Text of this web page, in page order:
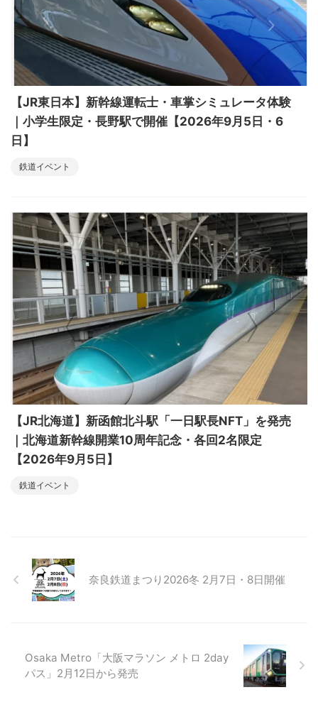
【JR東日本】新幹線運転士・車掌シミュレータ体験
｜小学生限定・長野駅で開催【2026年9月5日・6
日】
鉄道イベント
【JR北海道】新函館北斗駅「一日駅長NFT」を発売
｜北海道新幹線開業10周年記念・各回2名限定
【2026年9月5日】
鉄道イベント
奈良鉄道まつり2026冬 2月7日・8日開催
Osaka Metro「大阪マラソン メトロ 2day
パス」2月12日から発売